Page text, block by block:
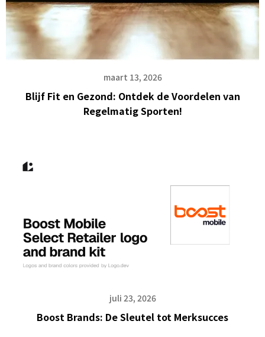
maart 13, 2026
Blijf Fit en Gezond: Ontdek de Voordelen van
Regelmatig Sporten!
juli 23, 2026
Boost Brands: De Sleutel tot Merksucces